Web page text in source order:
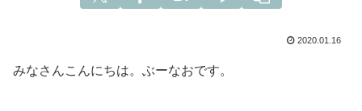
2020.01.16
みなさんこんにちは。ぶーなおです。